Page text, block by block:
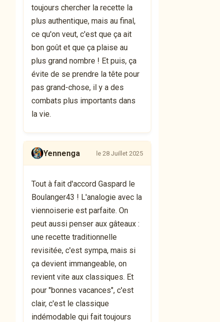
toujours chercher la recette la
plus authentique, mais au final,
ce qu'on veut, c'est que ça ait
bon goût et que ça plaise au
plus grand nombre ! Et puis, ça
évite de se prendre la tête pour
pas grand-chose, il y a des
combats plus importants dans
la vie.
Yennenga le 28 Juillet 2025
Tout à fait d'accord Gaspard le
Boulanger43 ! L'analogie avec la
viennoiserie est parfaite. On
peut aussi penser aux gâteaux :
une recette traditionnelle
revisitée, c'est sympa, mais si
ça devient immangeable, on
revient vite aux classiques. Et
pour "bonnes vacances", c'est
clair, c'est le classique
indémodable qui fait toujours